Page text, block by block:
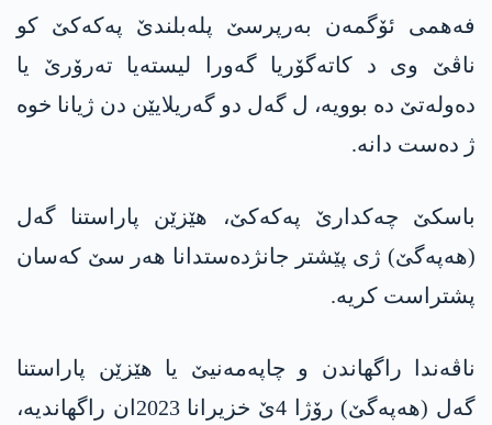
فەهمی ئۆگمەن بەرپرسێ پلەبلندێ په‌كه‌كێ کو
ناڤێ وی د کاتەگۆریا گەورا لیستەیا تەرۆرێ یا
دەولەتێ دە بوویە، ل گەل دو گەریلایێن دن ژیانا خوە
ژ دەست دانە.
باسکێ چەکدارێ په‌كه‌كێ، هێزێن پاراستنا گەل
(هه‌په‌گێ) ژی پێشتر جانژدەستدانا هەر سێ کەسان
پشتراست کریە.
ناڤەندا راگهاندن و چاپەمەنیێ یا هێزێن پاراستنا
گەل (هه‌په‌گێ) رۆژا 4ێ خزیرانا 2023ان راگهاندیە،